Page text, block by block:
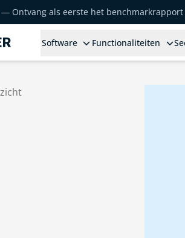
— Ontvang als eerste het benchmarkrapport
Software Functionaliteiten